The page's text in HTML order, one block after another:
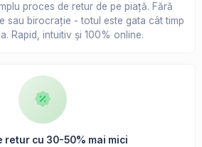
proces de retur de pe piață. Fără
sau birocrație - totul este gata cât timp
Rapid, intuitiv și 100% online.
retur cu 30-50% mai mici